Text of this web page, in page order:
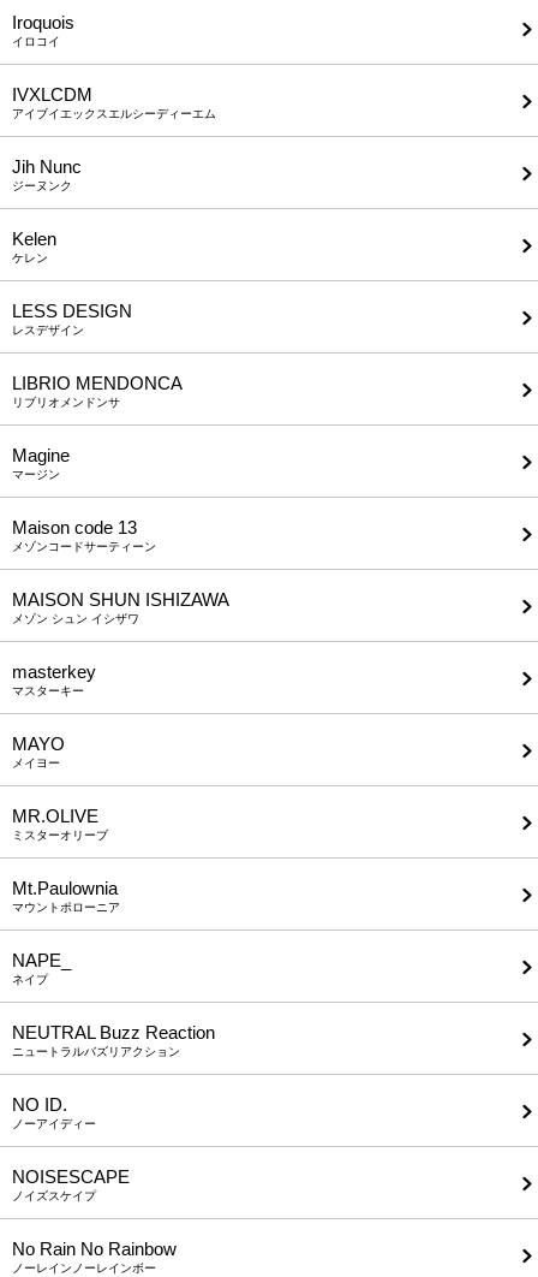
Iroquois
イロコイ
IVXLCDM
アイブイエックスエルシーディーエム
Jih Nunc
ジーヌンク
Kelen
ケレン
LESS DESIGN
レスデザイン
LIBRIO MENDONCA
リブリオメンドンサ
Magine
マージン
Maison code 13
メゾンコードサーティーン
MAISON SHUN ISHIZAWA
メゾン シュン イシザワ
masterkey
マスターキー
MAYO
メイヨー
MR.OLIVE
ミスターオリーブ
Mt.Paulownia
マウントポローニア
NAPE_
ネイプ
NEUTRAL Buzz Reaction
ニュートラルバズリアクション
NO ID.
ノーアイディー
NOISESCAPE
ノイズスケイプ
No Rain No Rainbow
ノーレインノーレインボー